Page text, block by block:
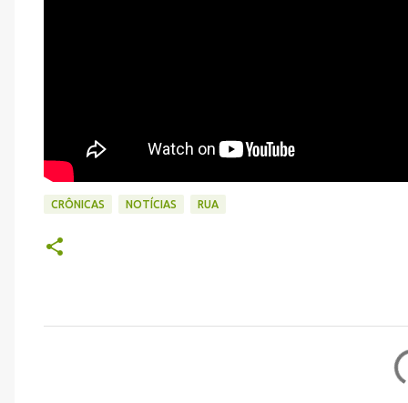
CRÔNICAS NOTÍCIAS RUA